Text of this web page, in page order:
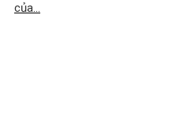
của...